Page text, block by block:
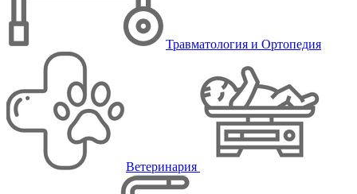
Травматология и Ортопедия
Ветеринария